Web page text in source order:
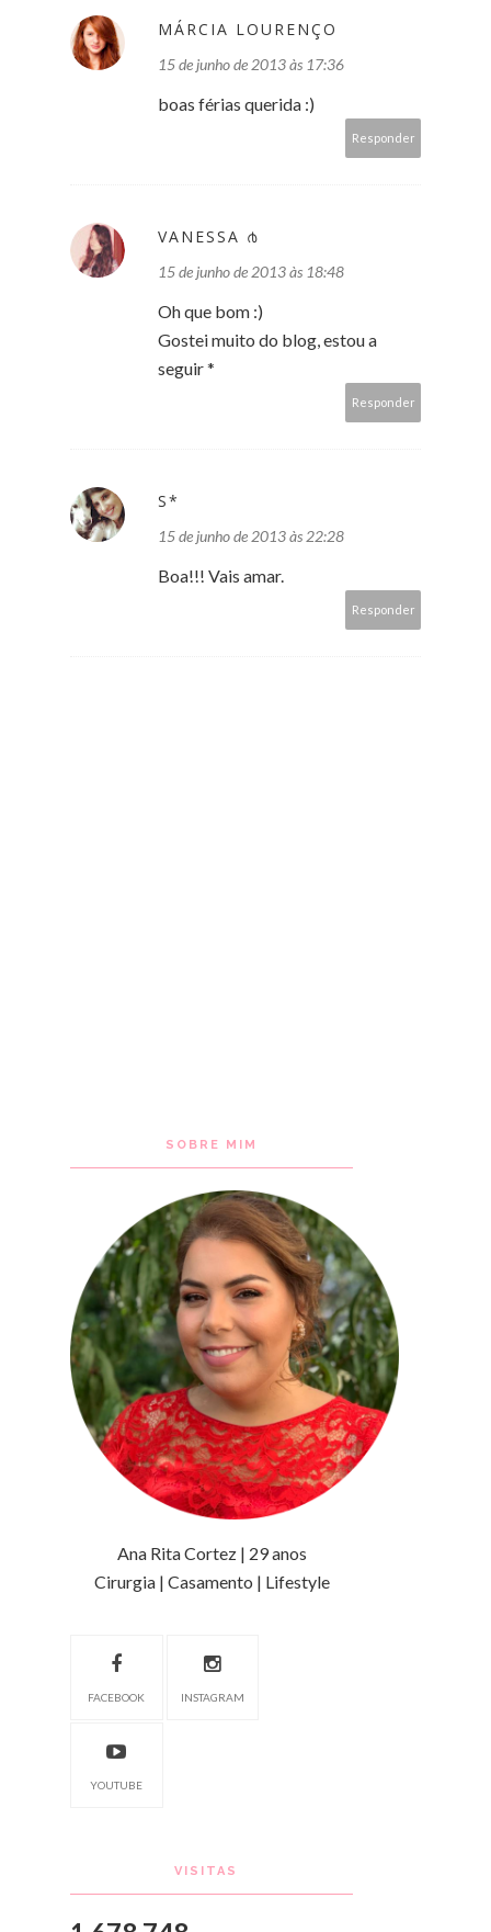
MÁRCIA LOURENÇO
15 de junho de 2013 às 17:36
boas férias querida :)
Responder
VANESSA ൪
15 de junho de 2013 às 18:48
Oh que bom :)
Gostei muito do blog, estou a
seguir *
Responder
S*
15 de junho de 2013 às 22:28
Boa!!! Vais amar.
Responder
SOBRE MIM
Ana Rita Cortez | 29 anos
Cirurgia | Casamento | Lifestyle
FACEBOOK INSTAGRAM
YOUTUBE
VISITAS